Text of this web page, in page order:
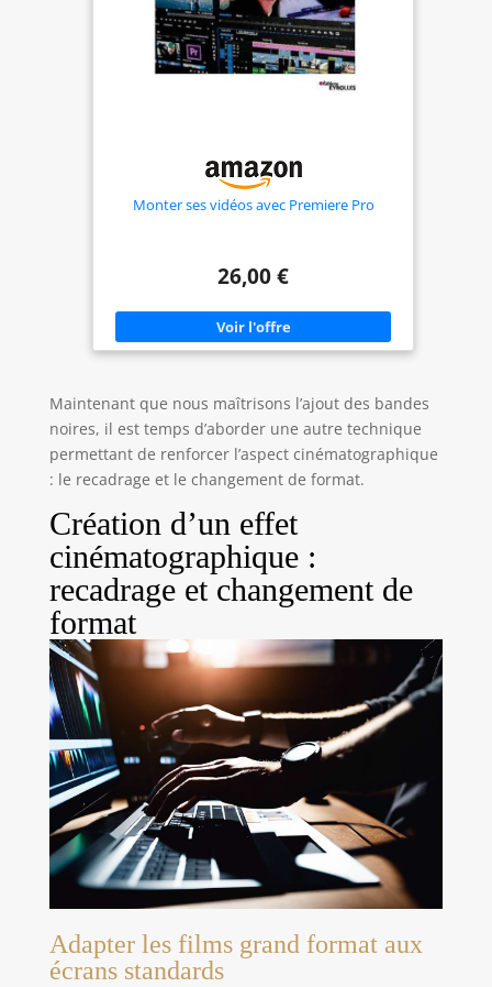
Monter ses vidéos avec Premiere Pro
26,00 €
Maintenant que nous maîtrisons l’ajout des bandes
noires, il est temps d’aborder une autre technique
permettant de renforcer l’aspect cinématographique
: le recadrage et le changement de format.
Création d’un effet
cinématographique :
recadrage et changement de
format
Adapter les films grand format aux
écrans standards